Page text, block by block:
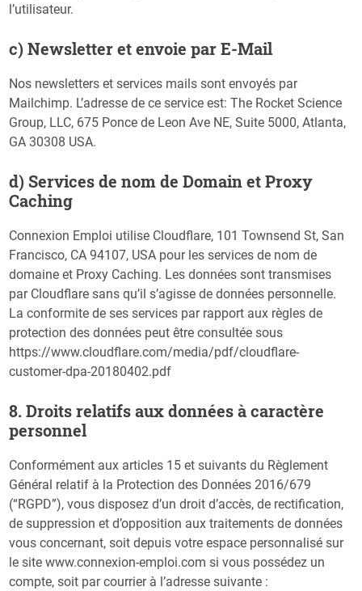
l’utilisateur.
c) Newsletter et envoie par E-Mail
Nos newsletters et services mails sont envoyés par
Mailchimp. L’adresse de ce service est: The Rocket Science
Group, LLC, 675 Ponce de Leon Ave NE, Suite 5000, Atlanta,
GA 30308 USA.
d) Services de nom de Domain et Proxy
Caching
Connexion Emploi utilise Cloudflare, 101 Townsend St, San
Francisco, CA 94107, USA pour les services de nom de
domaine et Proxy Caching. Les données sont transmises
par Cloudflare sans qu’il s’agisse de données personnelle.
La conformite de ses services par rapport aux règles de
protection des données peut être consultée sous
https://www.cloudflare.com/media/pdf/cloudflare-
customer-dpa-20180402.pdf
8. Droits relatifs aux données à caractère
personnel
Conformément aux articles 15 et suivants du Règlement
Général relatif à la Protection des Données 2016/679
(“RGPD”), vous disposez d’un droit d’accès, de rectification,
de suppression et d’opposition aux traitements de données
vous concernant, soit depuis votre espace personnalisé sur
le site www.connexion-emploi.com si vous possédez un
compte, soit par courrier à l’adresse suivante :